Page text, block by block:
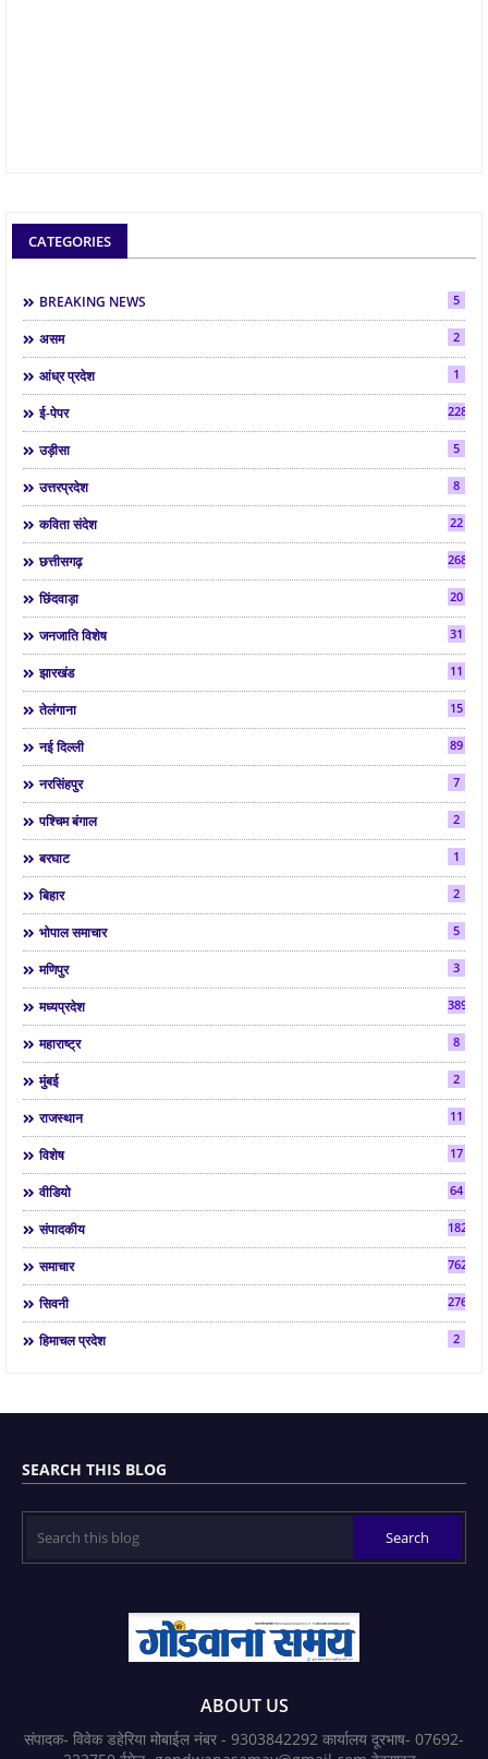
CATEGORIES
BREAKING NEWS 5
असम 2
आंध्र प्रदेश 1
ई-पेपर 2286
उड़ीसा 5
उत्तरप्रदेश 8
कविता संदेश 22
छत्तीसगढ़ 268
छिंदवाड़ा 20
जनजाति विशेष 31
झारखंड 11
तेलंगाना 15
नई दिल्ली 89
नरसिंहपुर 7
पश्चिम बंगाल 2
बरघाट 1
बिहार 2
भोपाल समाचार 5
मणिपुर 3
मध्यप्रदेश 3892
महाराष्ट्र 8
मुंबई 2
राजस्थान 11
विशेष 17
वीडियो 64
संपादकीय 182
समाचार 7624
सिवनी 2763
हिमाचल प्रदेश 2
SEARCH THIS BLOG
ABOUT US
संपादक- विवेक डहेरिया मोबाईल नंबर - 9303842292 कार्यालय दूरभाष- 07692-